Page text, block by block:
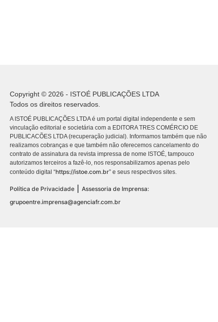
Copyright © 2026 - ISTOÉ PUBLICAÇÕES LTDA
Todos os direitos reservados.
A ISTOÉ PUBLICAÇÕES LTDA é um portal digital independente e sem
vinculação editorial e societária com a EDITORA TRES COMÉRCIO DE
PUBLICACÕES LTDA (recuperação judicial). Informamos também que não
realizamos cobranças e que também não oferecemos cancelamento do
contrato de assinatura da revista impressa de nome ISTOÉ, tampouco
autorizamos terceiros a fazê-lo, nos responsabilizamos apenas pelo
conteúdo digital “https://istoe.com.br” e seus respectivos sites.
Política de Privacidade | Assessoria de Imprensa:
grupoentre.imprensa@agenciafr.com.br